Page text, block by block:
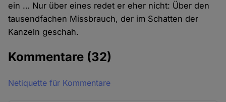
ein … Nur über eines redet er eher nicht: Über den
tausendfachen Missbrauch, der im Schatten der
Kanzeln geschah.
Kommentare (32)
Netiquette für Kommentare